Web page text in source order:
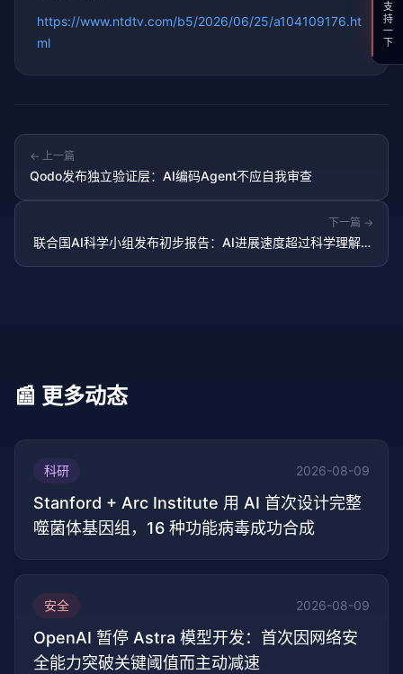
https://www.ntdtv.com/b5/2026/06/25/a104109176.ht
ml
← 上一篇
Qodo发布独立验证层：AI编码Agent不应自我审查
下一篇 →
联合国AI科学小组发布初步报告：AI进展速度超过科学理解能
📰 更多动态
科研 2026-08-09
Stanford + Arc Institute 用 AI 首次设计完整
噬菌体基因组，16 种功能病毒成功合成
安全 2026-08-09
OpenAI 暂停 Astra 模型开发：首次因网络安
全能力突破关键阈值而主动减速
支持一下